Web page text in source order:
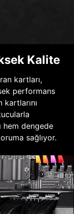
Kalite
kartları,
performans
hem dengede
sağlıyor.